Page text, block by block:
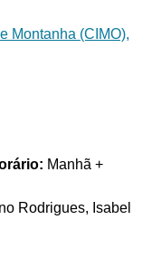
Montanha (CIMO),
Manhã +
Rodrigues, Isabel